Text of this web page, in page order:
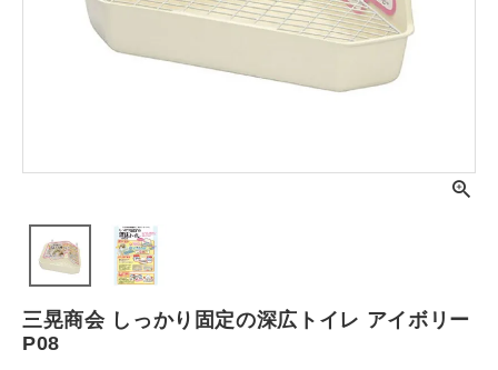
三晃商会 しっかり固定の深広トイレ アイボリー
P08